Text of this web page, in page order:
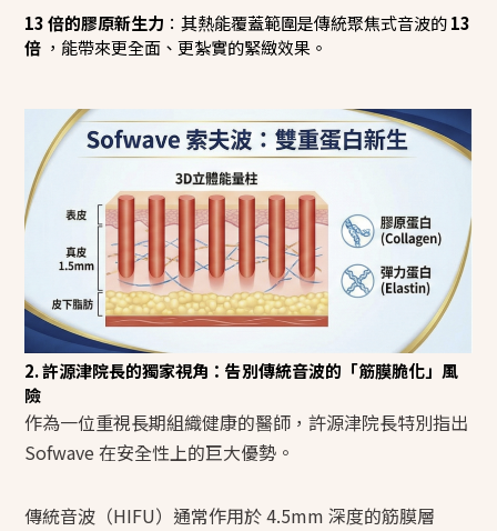
13 倍的膠原新生力 ：其熱能覆蓋範圍是傳統聚焦式音波的13
倍 ，能帶來更全面、更紮實的緊緻效果。
2. 許源津院長的獨家視角：告別傳統音波的「筋膜脆化」風
險
作為一位重視長期組織健康的醫師，許源津院長特別指出
Sofwave 在安全性上的巨大優勢。
傳統音波（HIFU）通常作用於 4.5mm 深度的筋膜層